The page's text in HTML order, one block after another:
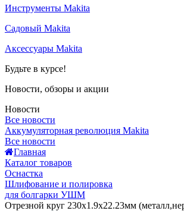
Инструменты Makita
Садовый Makita
Аксессуары Makita
Будьте в курсе!
Новости, обзоры и акции
Новости
Все новости
Аккумуляторная революция Makita
Все новости
Главная
Каталог товаров
Оснастка
Шлифование и полировка
для болгарки УШМ
Отрезной круг 230x1.9x22.23мм